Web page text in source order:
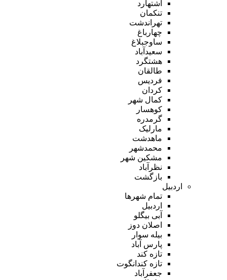
اشتهارد
تنکمان
تهراندشت
چهارباغ
ساوجبلاغ
سعیدآباد
هشتگرد
طالقان
فردیس
کردان
کمال شهر
کوهسار
گرمدره
مارلیک
ماهدشت
محمدشهر
مشکین شهر
نظرآباد
بازگشت
اردبیل
تمام شهر‌ها
اردبیل
آبی بیگلو
اصلان دوز
بیله سوار
پارس آباد
تازه کند
تازه کندانگوت
جعفرآباد